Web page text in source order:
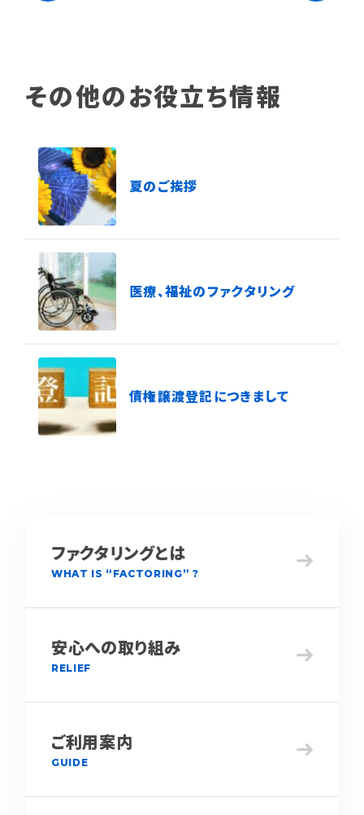
その他のお役立ち情報
夏のご挨拶
医療、福祉のファクタリング
債権譲渡登記につきまして
ファクタリングとは
WHAT IS “FACTORING” ?
安心への取り組み
RELIEF
ご利用案内
GUIDE